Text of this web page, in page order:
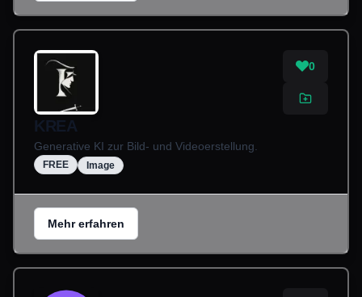
0
KREA
Generative KI zur Bild- und Videoerstellung.
FREE Image
Mehr erfahren